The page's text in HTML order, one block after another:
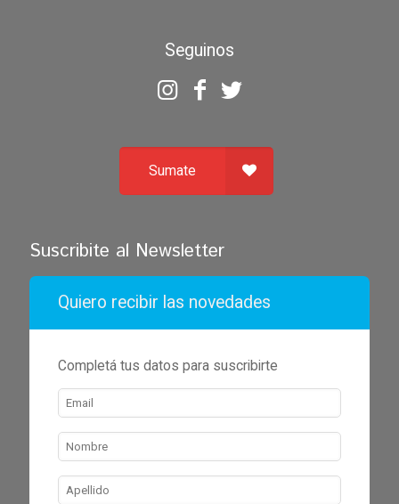
Seguinos
Sumate
Suscribite al Newsletter
Quiero recibir las novedades
Completá tus datos para suscribirte